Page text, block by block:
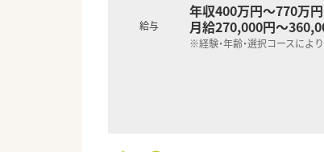
給与
年収400万円～770万円
月給270,000円～
※経験・年齢・選択コースによ